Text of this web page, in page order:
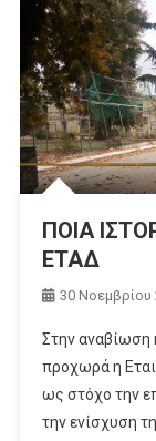
ΠΟΙΑ
ΕΤΑΔ
30 Νοεμβρίου
Στην αναβίωση
προχωρά η
ως στόχο την
την ενίσχυση